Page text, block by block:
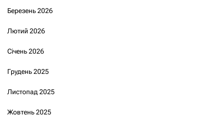
Березень 2026
Лютий 2026
Січень 2026
Грудень 2025
Листопад 2025
Жовтень 2025